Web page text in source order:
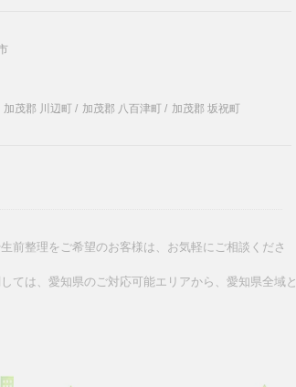
加茂郡 川辺町 / 加茂郡 八百津町 / 加茂郡 坂祝町
前整理をご希望のお客様は、お気軽にご相談くださ
ては、愛知県のご対応可能エリアから、愛知県全域と